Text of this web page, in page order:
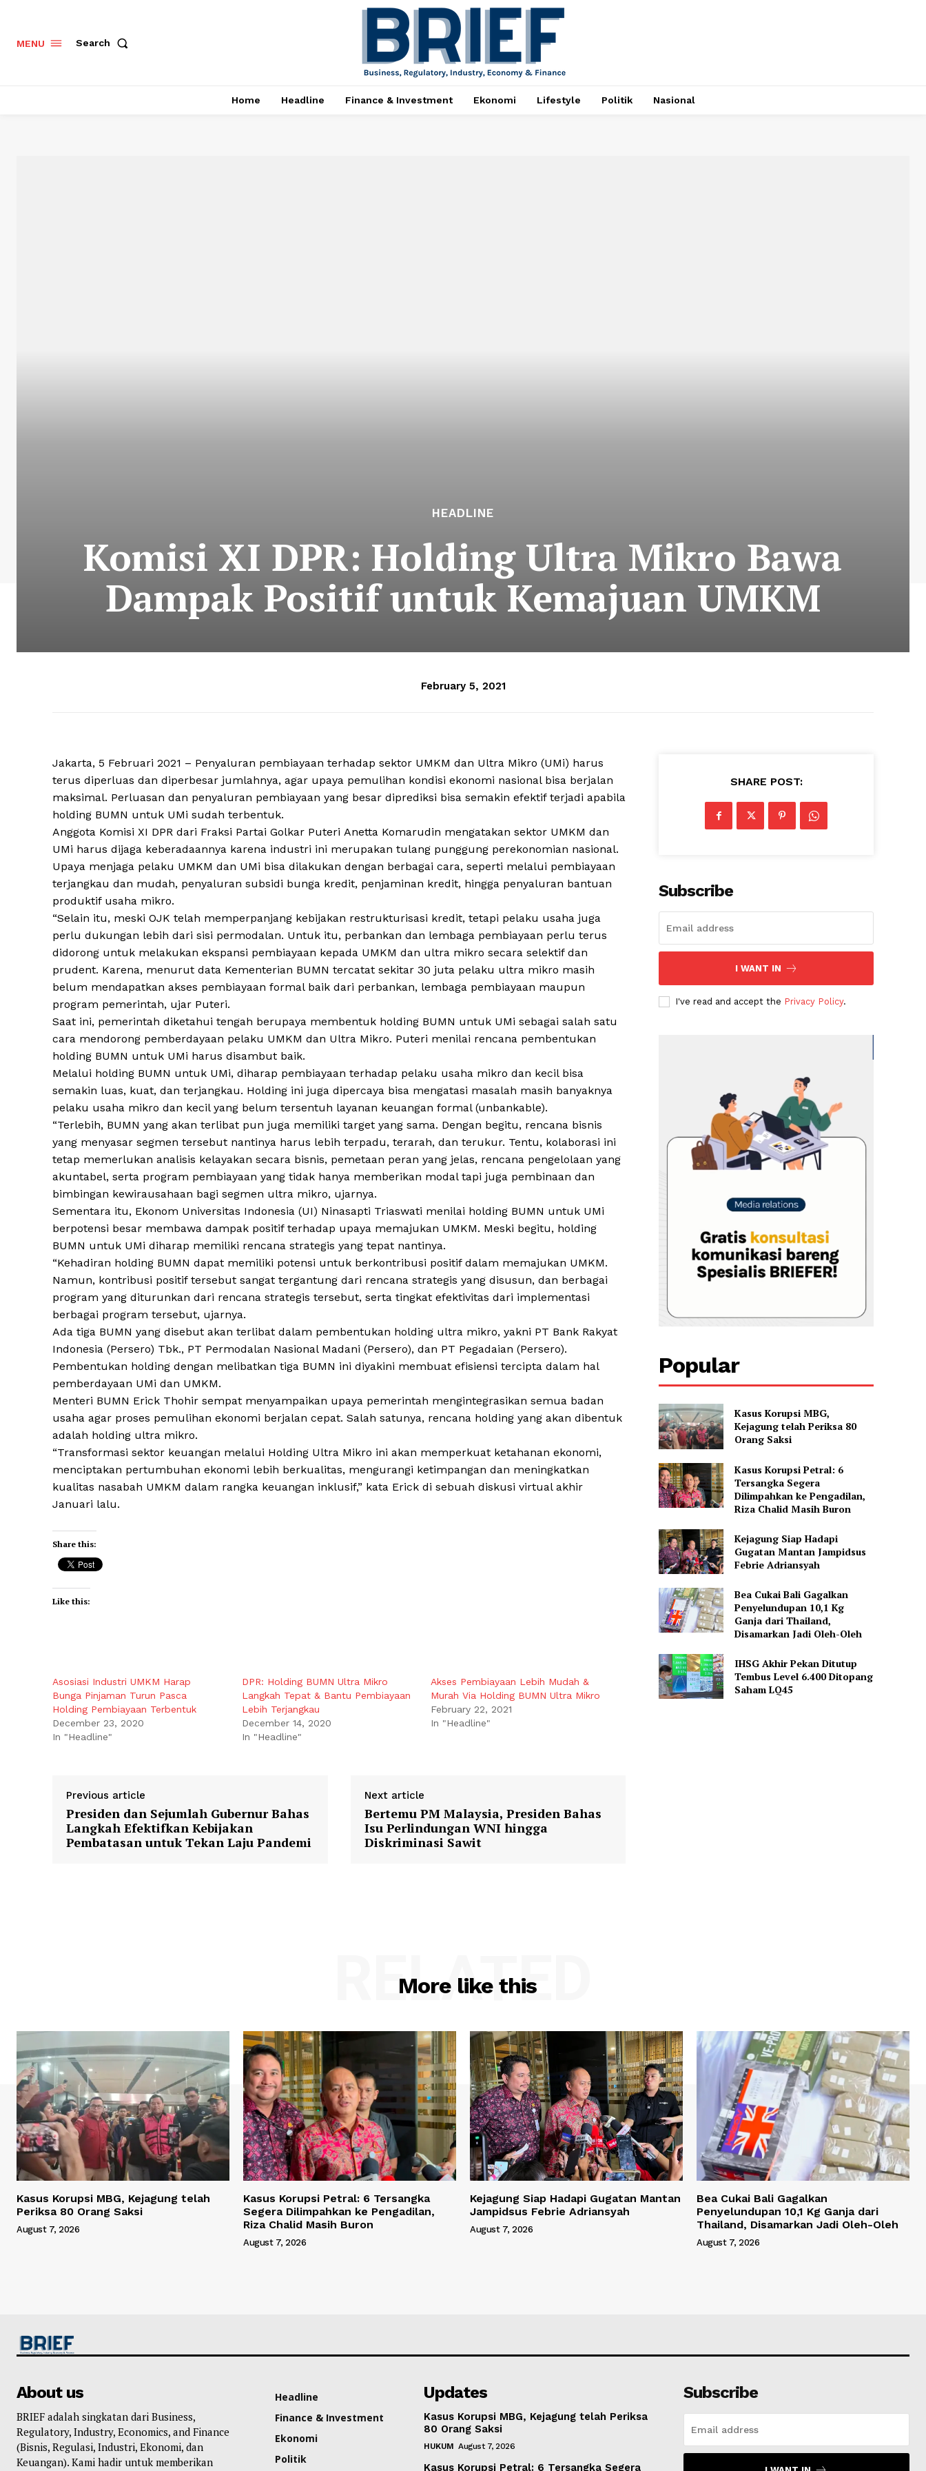
MENU Search
Home Headline Finance & Investment Ekonomi Lifestyle Politik Nasional
HEADLINE
Komisi XI DPR: Holding Ultra Mikro Bawa
Dampak Positif untuk Kemajuan UMKM
February 5, 2021
Jakarta, 5 Februari 2021 – Penyaluran pembiayaan terhadap sektor UMKM dan Ultra Mikro (UMi) harus
terus diperluas dan diperbesar jumlahnya, agar upaya pemulihan kondisi ekonomi nasional bisa berjalan
maksimal. Perluasan dan penyaluran pembiayaan yang besar diprediksi bisa semakin efektif terjadi apabila
holding BUMN untuk UMi sudah terbentuk.
Anggota Komisi XI DPR dari Fraksi Partai Golkar Puteri Anetta Komarudin mengatakan sektor UMKM dan
UMi harus dijaga keberadaannya karena industri ini merupakan tulang punggung perekonomian nasional.
Upaya menjaga pelaku UMKM dan UMi bisa dilakukan dengan berbagai cara, seperti melalui pembiayaan
terjangkau dan mudah, penyaluran subsidi bunga kredit, penjaminan kredit, hingga penyaluran bantuan
produktif usaha mikro.
“Selain itu, meski OJK telah memperpanjang kebijakan restrukturisasi kredit, tetapi pelaku usaha juga
perlu dukungan lebih dari sisi permodalan. Untuk itu, perbankan dan lembaga pembiayaan perlu terus
didorong untuk melakukan ekspansi pembiayaan kepada UMKM dan ultra mikro secara selektif dan
prudent. Karena, menurut data Kementerian BUMN tercatat sekitar 30 juta pelaku ultra mikro masih
belum mendapatkan akses pembiayaan formal baik dari perbankan, lembaga pembiayaan maupun
program pemerintah, ujar Puteri.
Saat ini, pemerintah diketahui tengah berupaya membentuk holding BUMN untuk UMi sebagai salah satu
cara mendorong pemberdayaan pelaku UMKM dan Ultra Mikro. Puteri menilai rencana pembentukan
holding BUMN untuk UMi harus disambut baik.
Melalui holding BUMN untuk UMi, diharap pembiayaan terhadap pelaku usaha mikro dan kecil bisa
semakin luas, kuat, dan terjangkau. Holding ini juga dipercaya bisa mengatasi masalah masih banyaknya
pelaku usaha mikro dan kecil yang belum tersentuh layanan keuangan formal (unbankable).
“Terlebih, BUMN yang akan terlibat pun juga memiliki target yang sama. Dengan begitu, rencana bisnis
yang menyasar segmen tersebut nantinya harus lebih terpadu, terarah, dan terukur. Tentu, kolaborasi ini
tetap memerlukan analisis kelayakan secara bisnis, pemetaan peran yang jelas, rencana pengelolaan yang
akuntabel, serta program pembiayaan yang tidak hanya memberikan modal tapi juga pembinaan dan
bimbingan kewirausahaan bagi segmen ultra mikro, ujarnya.
Sementara itu, Ekonom Universitas Indonesia (UI) Ninasapti Triaswati menilai holding BUMN untuk UMi
berpotensi besar membawa dampak positif terhadap upaya memajukan UMKM. Meski begitu, holding
BUMN untuk UMi diharap memiliki rencana strategis yang tepat nantinya.
“Kehadiran holding BUMN dapat memiliki potensi untuk berkontribusi positif dalam memajukan UMKM.
Namun, kontribusi positif tersebut sangat tergantung dari rencana strategis yang disusun, dan berbagai
program yang diturunkan dari rencana strategis tersebut, serta tingkat efektivitas dari implementasi
berbagai program tersebut, ujarnya.
Ada tiga BUMN yang disebut akan terlibat dalam pembentukan holding ultra mikro, yakni PT Bank Rakyat
Indonesia (Persero) Tbk., PT Permodalan Nasional Madani (Persero), dan PT Pegadaian (Persero).
Pembentukan holding dengan melibatkan tiga BUMN ini diyakini membuat efisiensi tercipta dalam hal
pemberdayaan UMi dan UMKM.
Menteri BUMN Erick Thohir sempat menyampaikan upaya pemerintah mengintegrasikan semua badan
usaha agar proses pemulihan ekonomi berjalan cepat. Salah satunya, rencana holding yang akan dibentuk
adalah holding ultra mikro.
“Transformasi sektor keuangan melalui Holding Ultra Mikro ini akan memperkuat ketahanan ekonomi,
menciptakan pertumbuhan ekonomi lebih berkualitas, mengurangi ketimpangan dan meningkatkan
kualitas nasabah UMKM dalam rangka keuangan inklusif,” kata Erick di sebuah diskusi virtual akhir
Januari lalu.
Share this:
Like this:
Asosiasi Industri UMKM Harap
Bunga Pinjaman Turun Pasca
Holding Pembiayaan Terbentuk
December 23, 2020
In "Headline"
DPR: Holding BUMN Ultra Mikro
Langkah Tepat & Bantu Pembiayaan
Lebih Terjangkau
December 14, 2020
In "Headline"
Akses Pembiayaan Lebih Mudah &
Murah Via Holding BUMN Ultra Mikro
February 22, 2021
In "Headline"
Previous article
Presiden dan Sejumlah Gubernur Bahas
Langkah Efektifkan Kebijakan
Pembatasan untuk Tekan Laju Pandemi
Next article
Bertemu PM Malaysia, Presiden Bahas
Isu Perlindungan WNI hingga
Diskriminasi Sawit
SHARE POST:
Subscribe
I WANT IN
I've read and accept the Privacy Policy.
Popular
Kasus Korupsi MBG,
Kejagung telah Periksa 80
Orang Saksi
Kasus Korupsi Petral: 6
Tersangka Segera
Dilimpahkan ke Pengadilan,
Riza Chalid Masih Buron
Kejagung Siap Hadapi
Gugatan Mantan Jampidsus
Febrie Adriansyah
Bea Cukai Bali Gagalkan
Penyelundupan 10,1 Kg
Ganja dari Thailand,
Disamarkan Jadi Oleh-Oleh
IHSG Akhir Pekan Ditutup
Tembus Level 6.400 Ditopang
Saham LQ45
More like this
RELATED
Kasus Korupsi MBG, Kejagung telah
Periksa 80 Orang Saksi
August 7, 2026
Kasus Korupsi Petral: 6 Tersangka
Segera Dilimpahkan ke Pengadilan,
Riza Chalid Masih Buron
August 7, 2026
Kejagung Siap Hadapi Gugatan Mantan
Jampidsus Febrie Adriansyah
August 7, 2026
Bea Cukai Bali Gagalkan
Penyelundupan 10,1 Kg Ganja dari
Thailand, Disamarkan Jadi Oleh-Oleh
August 7, 2026
About us
BRIEF adalah singkatan dari Business,
Regulatory, Industry, Economics, and Finance
(Bisnis, Regulasi, Industri, Ekonomi, dan
Keuangan). Kami hadir untuk memberikan
Headline
Finance & Investment
Ekonomi
Politik
Updates
Kasus Korupsi MBG, Kejagung telah Periksa
80 Orang Saksi
HUKUM August 7, 2026
Kasus Korupsi Petral: 6 Tersangka Segera
Subscribe